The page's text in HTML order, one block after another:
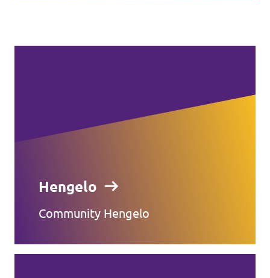
Hengelo
Community Hengelo